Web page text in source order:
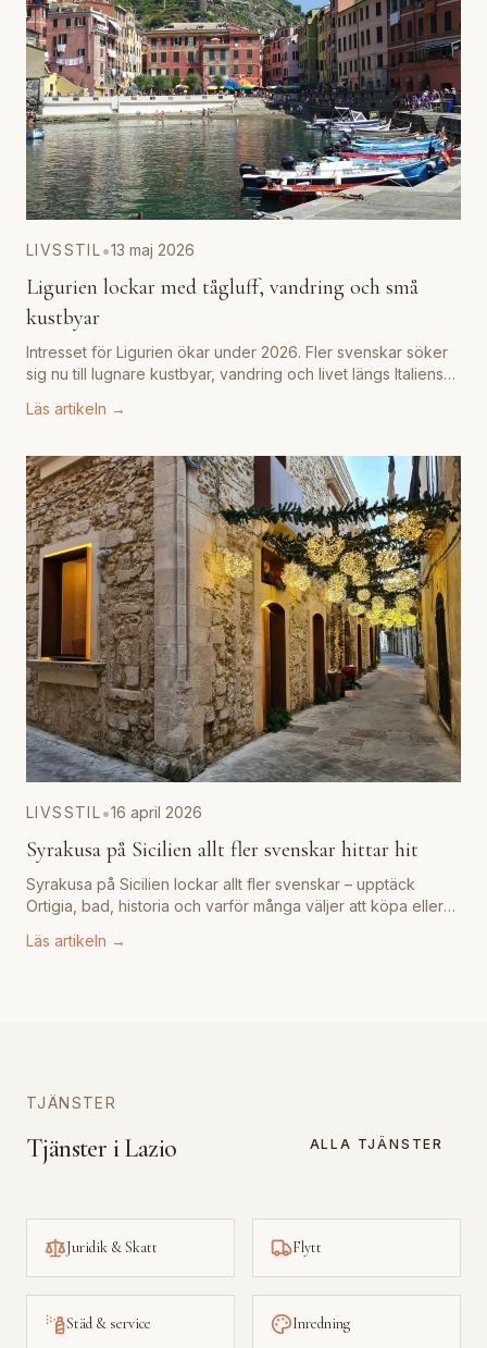
LIVSSTIL •13 maj 2026
Ligurien lockar med tågluff, vandring och små
kustbyar
Intresset för Ligurien ökar under 2026. Fler svenskar söker
sig nu till lugnare kustbyar, vandring och livet längs Italiens
Läs artikeln →
LIVSSTIL •16 april 2026
Syrakusa på Sicilien allt fler svenskar hittar hit
Syrakusa på Sicilien lockar allt fler svenskar – upptäck
Ortigia, bad, historia och varför många väljer att köpa eller
Läs artikeln →
TJÄNSTER
Tjänster i Lazio ALLA TJÄNSTER
Juridik & Skatt Flytt
Städ & service Inredning